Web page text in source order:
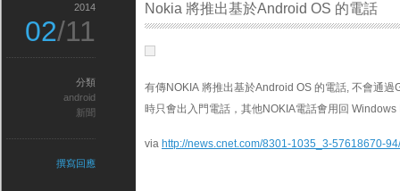
Nokia 將推出基於Android OS 的電話
有傳NOKIA 將推出基於Android OS 的電話, 不會通
時只㑹出入門電話，其他NOKIA電話㑹用回 Windows
via http://news.cnet.com/8301-1035_3-57618670-
2014
02/11
分類
android
新聞
撰寫回應